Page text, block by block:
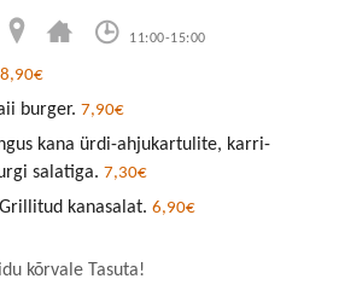
11:00-15:00
8,90€
burger. 7,90€
kana ürdi-ahjukartulite, karri-
salatiga. 7,30€
kanasalat. 6,90€
kõrvale Tasuta!